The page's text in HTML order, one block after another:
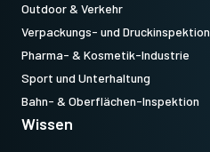
Outdoor & Verkehr
Verpackungs- und Druckinspektion
Pharma- & Kosmetik-Industrie
Sport und Unterhaltung
Bahn- & Oberflächen-Inspektion
Wissen